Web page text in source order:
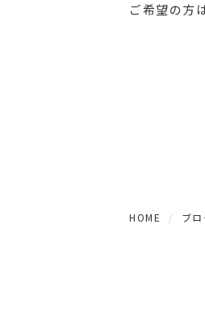
ご希望の方
HOME ブ